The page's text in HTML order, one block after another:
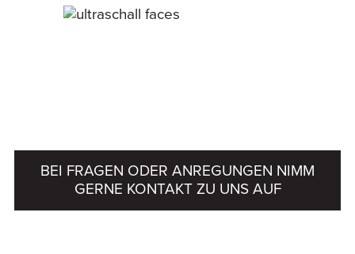
BEI FRAGEN ODER ANREGUNGEN NIMM
GERNE KONTAKT ZU UNS AUF